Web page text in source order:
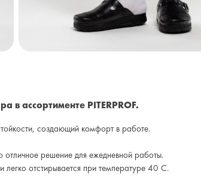
ассортименте PITERPROF.
создающий комфорт в работе.
решение для ежедневной работы.
легко отстирывается при температуре 40 С.